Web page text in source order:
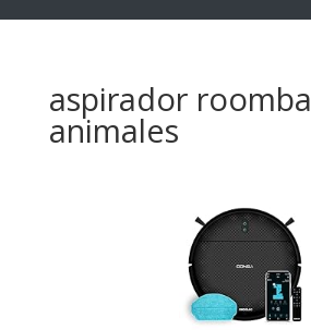
aspirador roomba
animales